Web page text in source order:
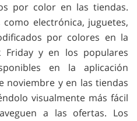
por color en las tiendas.
electrónica, juguetes,
por colores en la
Friday y en los populares
en la aplicación
noviembre y en las tiendas
visualmente más fácil
a las ofertas. Los